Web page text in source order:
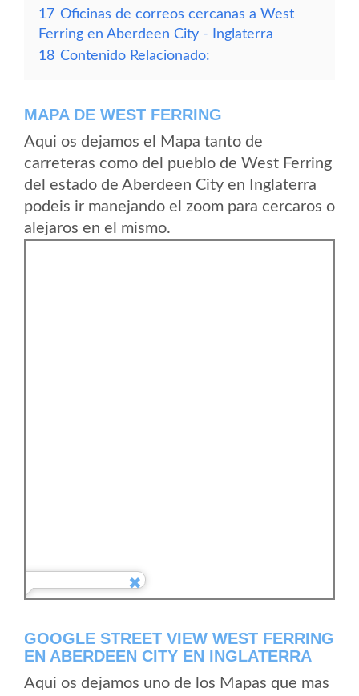
17 Oficinas de correos cercanas a West
Ferring en Aberdeen City - Inglaterra
18 Contenido Relacionado:
MAPA DE WEST FERRING
Aqui os dejamos el Mapa tanto de
carreteras como del pueblo de West Ferring
del estado de Aberdeen City en Inglaterra
podeis ir manejando el zoom para cercaros o
alejaros en el mismo.
GOOGLE STREET VIEW WEST FERRING
EN ABERDEEN CITY EN INGLATERRA
Aqui os dejamos uno de los Mapas que mas